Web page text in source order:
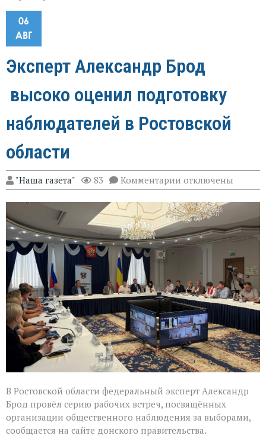
06
АВГ
Эксперт Александр Брод
высоко оценил подготовку
наблюдателей в Ростовской
области
"Наша газета" 83 Комментарии к
записи
Эксперт
Александр
Брод
высоко
оценил
подготовку
наблюдателей
Ростовской
области
отключены
В Ростовской области федеральный эксперт Александр
Брод провёл серию рабочих встреч, посвящённых
организации общественного наблюдения за выборами,
сообщается на сайте донского правительства.